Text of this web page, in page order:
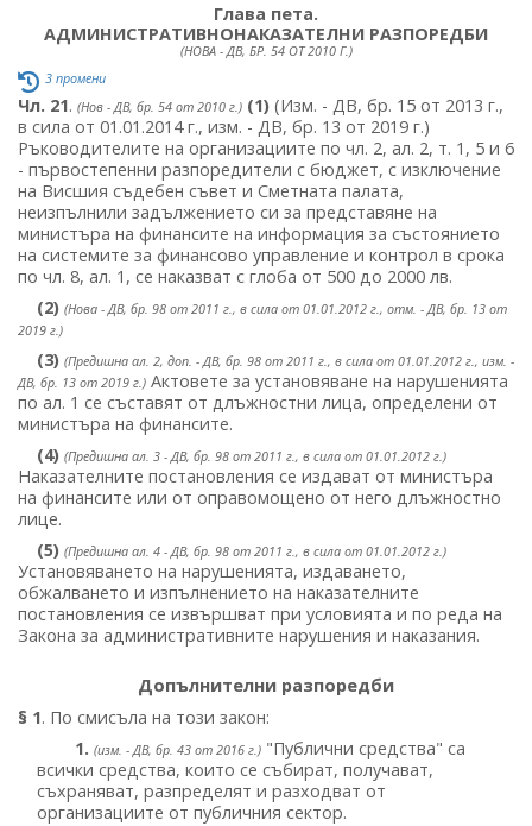
Глава пета.
АДМИНИСТРАТИВНОНАКАЗАТЕЛНИ РАЗПОРЕДБИ
(НОВА - ДВ, БР. 54 ОТ 2010 Г.)
3 промени
Чл. 21. (Нов - ДВ, бр. 54 от 2010 г.) (1) (Изм. - ДВ, бр. 15 от 2013 г.,
в сила от 01.01.2014 г., изм. - ДВ, бр. 13 от 2019 г.)
Ръководителите на организациите по чл. 2, ал. 2, т. 1, 5 и 6
- първостепенни разпоредители с бюджет, с изключение
на Висшия съдебен съвет и Сметната палата,
неизпълнили задължението си за представяне на
министъра на финансите на информация за състоянието
на системите за финансово управление и контрол в срока
по чл. 8, ал. 1, се наказват с глоба от 500 до 2000 лв.
(2) (Нова - ДВ, бр. 98 от 2011 г., в сила от 01.01.2012 г., отм. - ДВ, бр. 13 от
2019 г.)
(3) (Предишна ал. 2, доп. - ДВ, бр. 98 от 2011 г., в сила от 01.01.2012 г., изм. -
ДВ, бр. 13 от 2019 г.) Актовете за установяване на нарушенията
по ал. 1 се съставят от длъжностни лица, определени от
министъра на финансите.
(4) (Предишна ал. 3 - ДВ, бр. 98 от 2011 г., в сила от 01.01.2012 г.)
Наказателните постановления се издават от министъра
на финансите или от оправомощено от него длъжностно
лице.
(5) (Предишна ал. 4 - ДВ, бр. 98 от 2011 г., в сила от 01.01.2012 г.)
Установяването на нарушенията, издаването,
обжалването и изпълнението на наказателните
постановления се извършват при условията и по реда на
Закона за административните нарушения и наказания.
Допълнителни разпоредби
§ 1. По смисъла на този закон:
1. (изм. - ДВ, бр. 43 от 2016 г.) "Публични средства" са
всички средства, които се събират, получават,
съхраняват, разпределят и разходват от
организациите от публичния сектор.